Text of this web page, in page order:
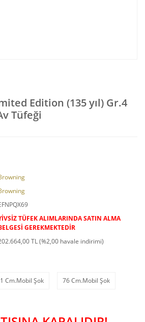
Edition (135 yıl) Gr.4
Tüfeği
TÜFEK ALIMLARINDA SATIN ALMA
GEREKMEKTEDİR
TL (%2,00 havale indirimi)
Cm.Mobil Şok 76 Cm.Mobil Şok